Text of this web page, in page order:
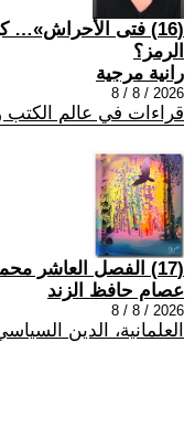
(16) فتى الأحراش»…
الرمز؟
رانية مرجية
2026 / 8 / 8
قراءات في عالم الكتب
(17) الفصل العاشر محمد بن عبد الوهاب 2
عصام حافظ الزند
2026 / 8 / 8
العلمانية، الدين